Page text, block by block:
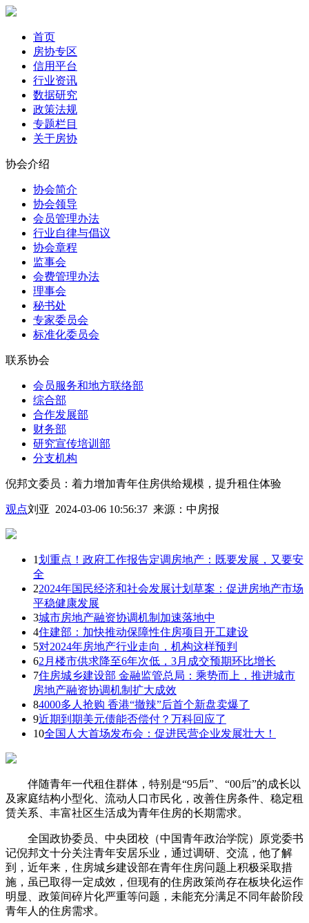
首页
房协专区
信用平台
行业资讯
数据研究
政策法规
专题栏目
关于房协
协会介绍
协会简介
协会领导
会员管理办法
行业自律与倡议
协会章程
监事会
会费管理办法
理事会
秘书处
专家委员会
标准化委员会
联系协会
会员服务和地方联络部
综合部
合作发展部
财务部
研究宣传培训部
分支机构
倪邦文委员：着力增加青年住房供给规模，提升租住体验
观点刘亚 2024-03-06 10:56:37 来源： 中房报
1划重点！政府工作报告定调房地产：既要发展，又要安
全
22024年国民经济和社会发展计划草案：促进房地产市场
平稳健康发展
3城市房地产融资协调机制加速落地中
4住建部：加快推动保障性住房项目开工建设
5对2024年房地产行业走向，机构这样预判
62月楼市供求降至6年次低，3月成交预期环比增长
7住房城乡建设部 金融监管总局：乘势而上，推进城市
房地产融资协调机制扩大成效
84000多人抢购 香港“撤辣”后首个新盘卖爆了
9近期到期美元债能否偿付？万科回应了
10全国人大首场发布会：促进民营企业发展壮大！
伴随青年一代租住群体，特别是“95后”、“00后”的成长以
及家庭结构小型化、流动人口市民化，改善住房条件、稳定租
赁关系、丰富社区生活成为青年住房的长期需求。
全国政协委员、中央团校（中国青年政治学院）原党委书
记倪邦文十分关注青年安居乐业，通过调研、交流，他了解
到，近年来，住房城乡建设部在青年住房问题上积极采取措
施，虽已取得一定成效，但现有的住房政策尚存在板块化运作
明显、政策间碎片化严重等问题，未能充分满足不同年龄阶段
青年人的住房需求。